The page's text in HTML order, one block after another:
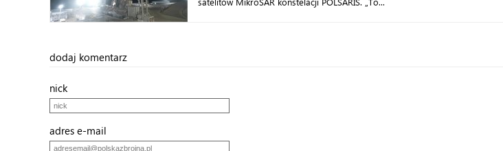
dodaj komentarz
nick
adres e-mail